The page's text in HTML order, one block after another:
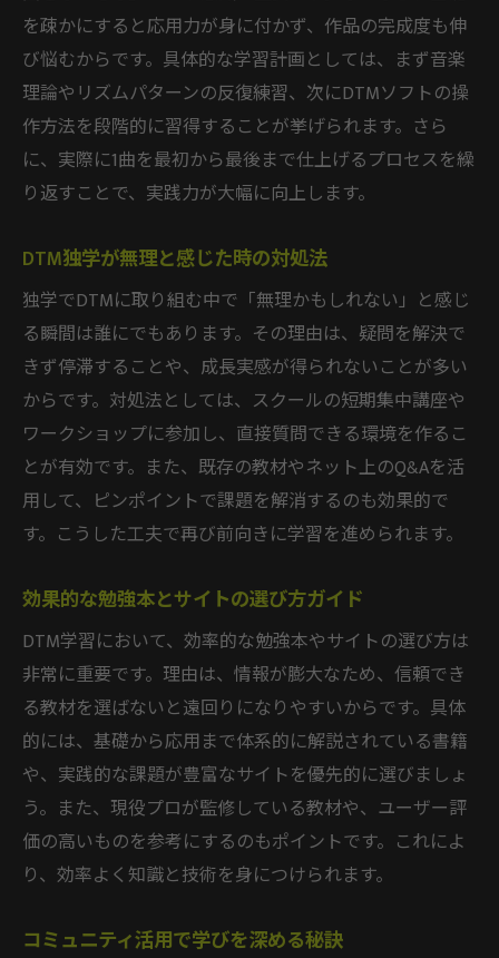
を疎かにすると応用力が身に付かず、作品の完成度も伸
び悩むからです。具体的な学習計画としては、まず音楽
理論やリズムパターンの反復練習、次にDTMソフトの操
作方法を段階的に習得することが挙げられます。さら
に、実際に1曲を最初から最後まで仕上げるプロセスを繰
り返すことで、実践力が大幅に向上します。
DTM独学が無理と感じた時の対処法
独学でDTMに取り組む中で「無理かもしれない」と感じ
る瞬間は誰にでもあります。その理由は、疑問を解決で
きず停滞することや、成長実感が得られないことが多い
からです。対処法としては、スクールの短期集中講座や
ワークショップに参加し、直接質問できる環境を作るこ
とが有効です。また、既存の教材やネット上のQ&Aを活
用して、ピンポイントで課題を解消するのも効果的で
す。こうした工夫で再び前向きに学習を進められます。
効果的な勉強本とサイトの選び方ガイド
DTM学習において、効率的な勉強本やサイトの選び方は
非常に重要です。理由は、情報が膨大なため、信頼でき
る教材を選ばないと遠回りになりやすいからです。具体
的には、基礎から応用まで体系的に解説されている書籍
や、実践的な課題が豊富なサイトを優先的に選びましょ
う。また、現役プロが監修している教材や、ユーザー評
価の高いものを参考にするのもポイントです。これによ
り、効率よく知識と技術を身につけられます。
コミュニティ活用で学びを深める秘訣